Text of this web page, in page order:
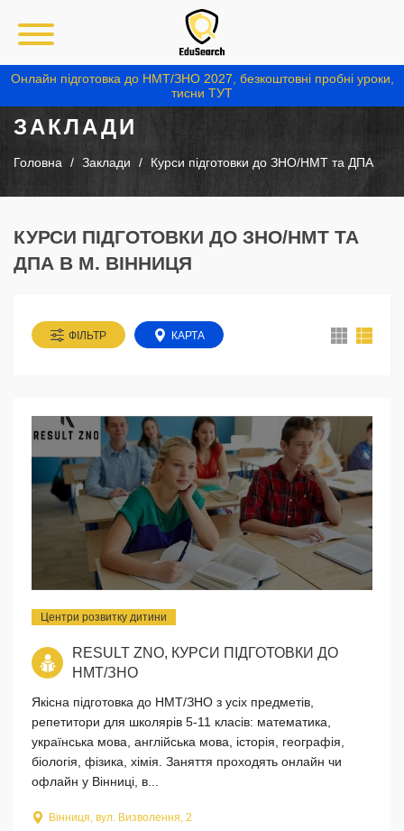
Онлайн підготовка до НМТ/ЗНО 2027, безкоштовні пробні уроки,
тисни ТУТ
ЗАКЛАДИ
Головна Заклади Курси підготовки до ЗНО/НМТ та ДПА
КУРСИ ПІДГОТОВКИ ДО ЗНО/НМТ ТА
ДПА В М. ВІННИЦЯ
ФІЛЬТР КАРТА
Центри розвитку дитини
RESULT ZNO, КУРСИ ПІДГОТОВКИ ДО
НМТ/ЗНО
Якісна підготовка до НМТ/ЗНО з усіх предметів,
репетитори для школярів 5-11 класів: математика,
українська мова, англійська мова, історія, географія,
біологія, фізика, хімія. Заняття проходять онлайн чи
офлайн у Вінниці, в...
Вінниця, вул. Визволення, 2